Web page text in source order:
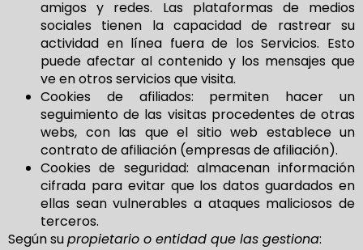
amigos y redes. Las plataformas de medios
sociales tienen la capacidad de rastrear su
actividad en línea fuera de los Servicios. Esto
puede afectar al contenido y los mensajes que
ve en otros servicios que visita.
Cookies de afiliados: permiten hacer un
seguimiento de las visitas procedentes de otras
webs, con las que el sitio web establece un
contrato de afiliación (empresas de afiliación).
Cookies de seguridad: almacenan información
cifrada para evitar que los datos guardados en
ellas sean vulnerables a ataques maliciosos de
terceros.
Según supropietario o entidad que las gestiona: